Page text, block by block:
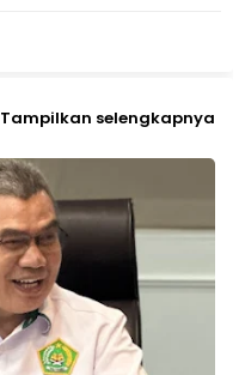
Tampilkan selengkapnya